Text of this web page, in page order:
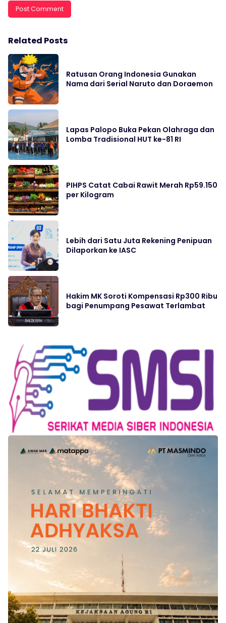
Related Posts
Ratusan Orang Indonesia Gunakan
Nama dari Serial Naruto dan Doraemon
Lapas Palopo Buka Pekan Olahraga dan
Lomba Tradisional HUT ke-81 RI
PIHPS Catat Cabai Rawit Merah Rp59.150
per Kilogram
Lebih dari Satu Juta Rekening Penipuan
Dilaporkan ke IASC
Hakim MK Soroti Kompensasi Rp300 Ribu
bagi Penumpang Pesawat Terlambat